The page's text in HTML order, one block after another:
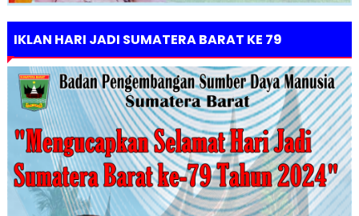
IKLAN HARI JADI SUMATERA BARAT KE 79